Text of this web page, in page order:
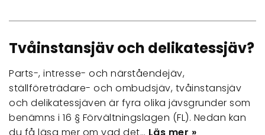
Tvåinstansjäv och delikatessjäv?
Parts-, intresse- och närståendejäv,
ställföreträdare- och ombudsjäv, tvåinstansjäv
och delikatessjäven är fyra olika jävsgrunder som
benämns i 16 § Förvältningslagen (FL). Nedan kan